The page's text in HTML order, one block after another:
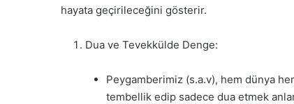
hayata geçirileceğini gösterir.
Dua ve Tevekkülde Denge:
Peygamberimiz (s.a.v), hem dünya
tembellik edip sadece dua etmek